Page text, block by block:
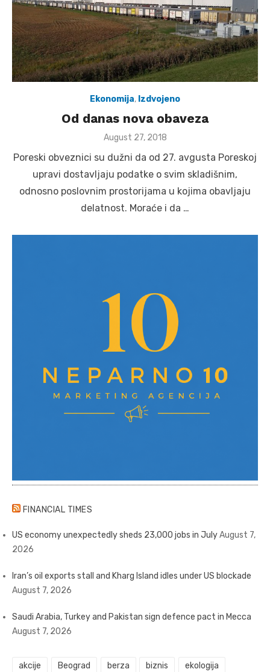
Ekonomija, Izdvojeno
Od danas nova obaveza
Posted
August 27, 2018
Poreski obveznici su dužni da od 27. avgusta Poreskoj
upravi dostavljaju podatke o svim skladišnim,
odnosno poslovnim prostorijama u kojima obavljaju
delatnost. Moraće i da …
FINANCIAL TIMES
US economy unexpectedly sheds 23,000 jobs in JulyAugust 7,
2026
Iran’s oil exports stall and Kharg Island idles under US blockade
August 7, 2026
Saudi Arabia, Turkey and Pakistan sign defence pact in Mecca
August 7, 2026
akcije Beograd berza biznis ekologija